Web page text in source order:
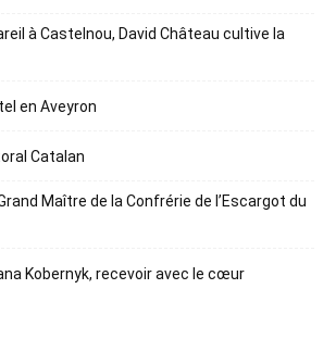
à Castelnou, David Château cultive la
en Aveyron
Catalan
Maître de la Confrérie de l’Escargot du
Kobernyk, recevoir avec le cœur